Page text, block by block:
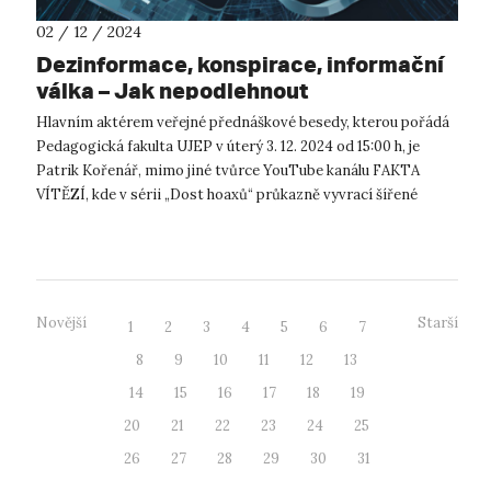
02 / 12 / 2024
Dezinformace, konspirace, informační
válka – Jak nepodlehnout
Hlavním aktérem veřejné přednáškové besedy, kterou pořádá
Pedagogická fakulta UJEP v úterý 3. 12. 2024 od 15:00 h, je
Patrik Kořenář, mimo jiné tvůrce YouTube kanálu FAKTA
VÍTĚZÍ, kde v sérii „Dost hoaxů“ průkazně vyvrací šířené
Novější 1 2 3 4 5 6
7
8
9 10 11 12
13
14
15 16 17 18
19
20
21 22 23 24
25
26
27 28 29 30
31
Starší